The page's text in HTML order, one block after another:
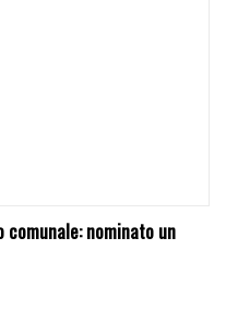
nominato un